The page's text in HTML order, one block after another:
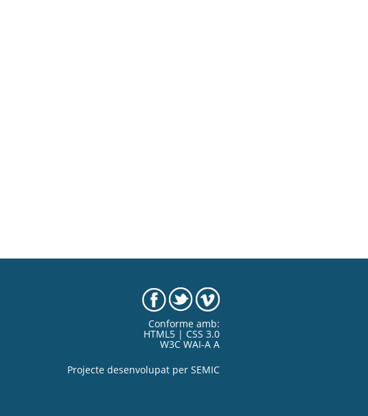
Conforme amb:
HTML5 | CSS 3.0
W3C WAI-A A
Projecte desenvolupat per SEMIC